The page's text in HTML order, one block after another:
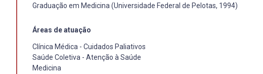
Graduação em Medicina (Universidade Federal de Pelotas, 1994)
Áreas de atuação
Clínica Médica - Cuidados Paliativos
Saúde Coletiva - Atenção à Saúde
Medicina